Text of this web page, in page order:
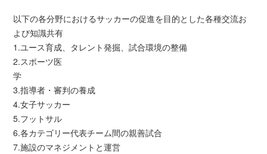
以下の各分野におけるサッカーの促進を目的とした各種交流お
よび知識共有
1.ユース育成、タレント発掘、試合環境の整備
2.スポーツ医
学
3.指導者・審判の養成
4.女子サッカー
5.フットサル
6.各カテゴリー代表チーム間の親善試合
7.施設のマネジメントと運営